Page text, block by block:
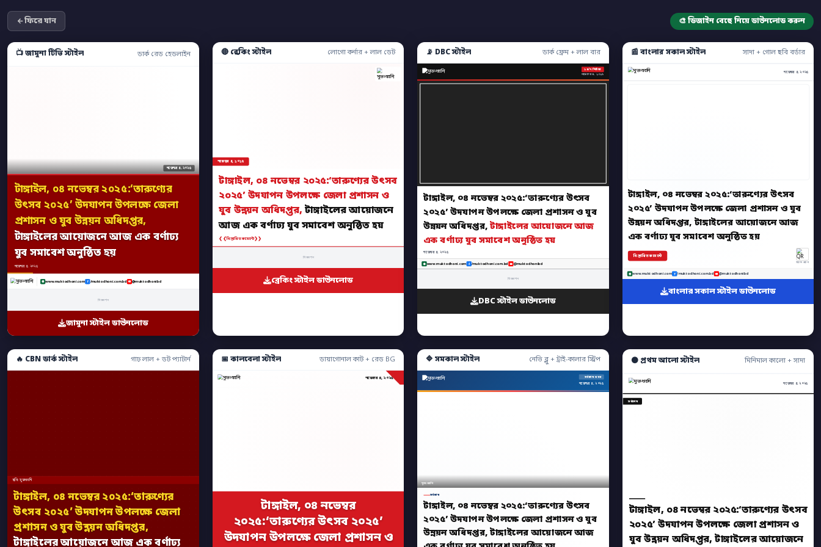
ফিরে যান 🎨 ডিজাইন বেছে নিয়ে ডাউনলোড করুন
📺 জামুনা টিভি স্টাইল ডার্ক রেড হেডলাইন
নভেম্বর ৪, ২০২৫
টাঙ্গাইল, ০৪ নভেম্বর ২০২৫:‘তারুণ্যের
উৎসব ২০২৫’ উদযাপন উপলক্ষে জেলা
প্রশাসন ও যুব উন্নয়ন অধিদপ্তর,
টাঙ্গাইলের আয়োজনে আজ এক বর্ণাঢ্য
যুব সমাবেশ অনুষ্ঠিত হয়
নভেম্বর ৪, ২০২৫
www.muktodhoni.com /muktodhoni.com.bd @muktodhonibd
বিজ্ঞাপন
জামুনা স্টাইল ডাউনলোড
🔴 ব্রেকিং স্টাইল লোগো কর্নার + লাল ডেট
নভেম্বর ৪, ২০২৫
টাঙ্গাইল, ০৪ নভেম্বর ২০২৫:‘তারুণ্যের উৎসব
২০২৫’ উদযাপন উপলক্ষে জেলা প্রশাসন ও
যুব উন্নয়ন অধিদপ্তর, টাঙ্গাইলের আয়োজনে
আজ এক বর্ণাঢ্য যুব সমাবেশ অনুষ্ঠিত হয়
❮❮বিস্তারিত কমেন্টে❯❯
বিজ্ঞাপন
ব্রেকিং স্টাইল ডাউনলোড
📡 DBC স্টাইল ডার্ক ফ্রেম + লাল বার
২৪/৭ নিউজ
নভেম্বর ৪, ২০২৫
টাঙ্গাইল, ০৪ নভেম্বর ২০২৫:‘তারুণ্যের উৎসব
২০২৫’ উদযাপন উপলক্ষে জেলা প্রশাসন ও যুব
উন্নয়ন অধিদপ্তর,টাঙ্গাইলের আয়োজনে আজ
এক বর্ণাঢ্য যুব সমাবেশ অনুষ্ঠিত হয়
নভেম্বর ৪, ২০২৫
www.muktodhoni.com /muktodhoni.com.bd @muktodhonibd
বিজ্ঞাপন
DBC স্টাইল ডাউনলোড
📰 বাংলার সকাল স্টাইল সাদা + গোল ছবি বর্ডার
নভেম্বর ৪, ২০২৫
টাঙ্গাইল, ০৪ নভেম্বর ২০২৫:‘তারুণ্যের উৎসব
২০২৫’ উদযাপন উপলক্ষে জেলা প্রশাসন ও যুব
উন্নয়ন অধিদপ্তর, টাঙ্গাইলের আয়োজনে আজ
এক বর্ণাঢ্য যুব সমাবেশ অনুষ্ঠিত হয়
বিস্তারিত কমেন্টে
অ্যাপ স্ক্যান
www.muktodhoni.com /muktodhoni.com.bd @muktodhonibd
বাংলার সকাল স্টাইল ডাউনলোড
🔥 CBN ডার্ক স্টাইল গাঢ় লাল + ডট প্যাটার্ন
ছবি: মুক্তধ্বনি
টাঙ্গাইল, ০৪ নভেম্বর ২০২৫:‘তারুণ্যের
উৎসব ২০২৫’ উদযাপন উপলক্ষে জেলা
প্রশাসন ও যুব উন্নয়ন অধিদপ্তর,
টাঙ্গাইলের আয়োজনে আজ এক বর্ণাঢ্য
📅 কালবেলা স্টাইল ডায়াগোনাল কাট + রেড BG
নভেম্বর ৪, ২০২৫
টাঙ্গাইল, ০৪ নভেম্বর
২০২৫:‘তারুণ্যের উৎসব ২০২৫’
উদযাপন উপলক্ষে জেলা প্রশাসন ও
🔷 সমকাল স্টাইল নেভি ব্লু + ট্রাই-কালার স্ট্রিপ
সর্বশেষ খবর
নভেম্বর ৪, ২০২৫
মুক্তধ্বনি
সর্বশেষ
টাঙ্গাইল, ০৪ নভেম্বর ২০২৫:‘তারুণ্যের উৎসব
২০২৫’ উদযাপন উপলক্ষে জেলা প্রশাসন ও যুব
উন্নয়ন অধিদপ্তর, টাঙ্গাইলের আয়োজনে আজ
⚫ প্রথম আলো স্টাইল মিনিমাল কালো + সাদা
নভেম্বর ৪, ২০২৫
সর্বশেষ
টাঙ্গাইল, ০৪ নভেম্বর ২০২৫:‘তারুণ্যের উৎসব
২০২৫’ উদযাপন উপলক্ষে জেলা প্রশাসন ও
যুব উন্নয়ন অধিদপ্তর, টাঙ্গাইলের আয়োজনে